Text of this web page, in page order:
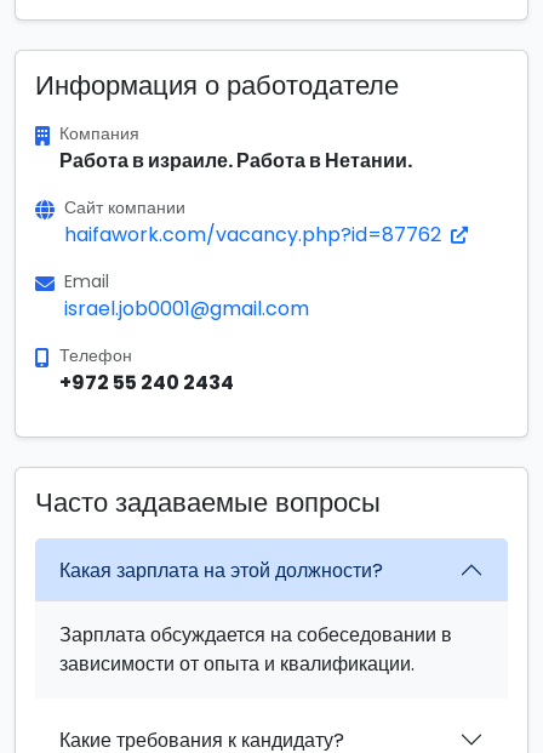
Информация о работодателе
Компания
Работа в израиле. Работа в Нетании.
Сайт компании
haifawork.com/vacancy.php?id=87762
Email
israel.job0001@gmail.com
Телефон
+972 55 240 2434
Часто задаваемые вопросы
Какая зарплата на этой должности?
Зарплата обсуждается на собеседовании в
зависимости от опыта и квалификации.
Какие требования к кандидату?